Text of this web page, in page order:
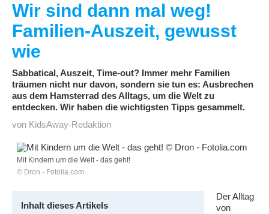
Wir sind dann mal weg!
Familien-Auszeit, gewusst
wie
Sabbatical, Auszeit, Time-out? Immer mehr Familien
träumen nicht nur davon, sondern sie tun es: Ausbrechen
aus dem Hamsterrad des Alltags, um die Welt zu
entdecken. Wir haben die wichtigsten Tipps gesammelt.
von KidsAway-Redaktion
Mit Kindern um die Welt - das geht!
© Dron - Fotolia.com
Inhalt dieses Artikels
Der Alltag
von